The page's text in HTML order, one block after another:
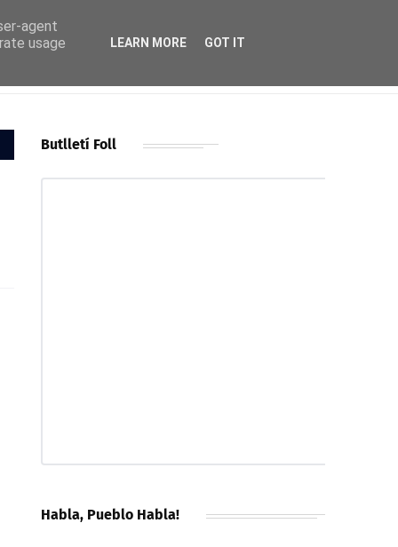
Butlletí Foll
Habla, Pueblo Habla!
agent
usage
LEARN MORE GOT IT